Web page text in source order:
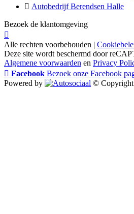
Autobedrijf Berendsen Halle
Bezoek de klantomgeving
Alle rechten voorbehouden |
Deze site wordt beschermd door
Algemene voorwaarden en Privacy
Facebook Bezoek onze Facebook
Powered by
©